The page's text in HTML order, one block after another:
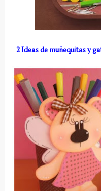
2 Ideas de muñequitas y